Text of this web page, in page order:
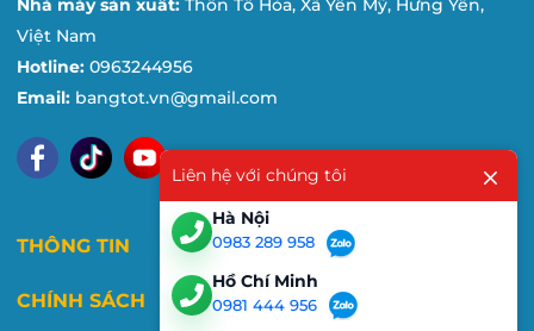
chọn thông minh cho không gian làm việc và học tập
chuyên nghiệp. Hãy để VADOTO đồng hành cùng bạn
nâng tầm không gian sống và làm việc!
Nhà máy sản xuất: Thôn Tổ Hỏa, Xã Yên Mỹ, Hưng Yên,
Việt Nam
Hotline: 0963244956
Email: bangtot.vn@gmail.com
THÔNG TIN
CHÍNH SÁCH
Liên hệ với chúng tôi
Hà Nội
0983 289 958
Hồ Chí Minh
0981 444 956